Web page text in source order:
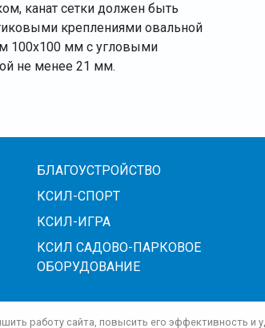
канат сетки должен быть
креплениями овальной
100х100 мм с угловыми
не менее 21 мм.
БЛАГОУСТРОЙСТВО
КСИЛ-СПОРТ
КСИЛ-ИГРА
КСИЛ САДОВО-ПАРКОВОЕ
ОБОРУДОВАНИЕ
работу сайта, повысить его эффективность и